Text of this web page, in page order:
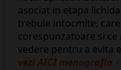
asociat in etapa
trebuie intocmite,
corespunzatoare si
vedere pentru a evita
vezi AICI monografia